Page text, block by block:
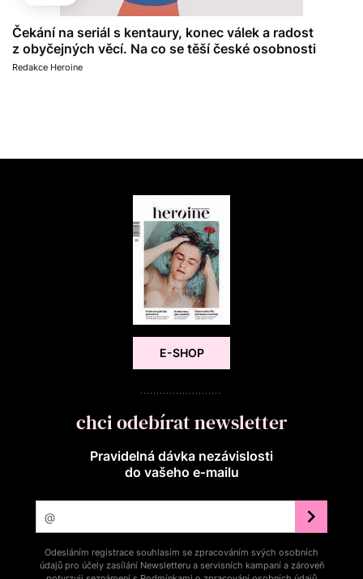
Čekání na seriál s kentaury, konec válek a radost
z obyčejných věcí. Na co se těší české osobnosti
Redakce Heroine
E-SHOP
chci odebírat newsletter
Pravidelná dávka nezávislosti
do vašeho e‑mailu
Odesláním registrace souhlasím se zpracováním svých osobních
údajů pro účely zasílání Newsletteru a servisních kampaní a zároveň